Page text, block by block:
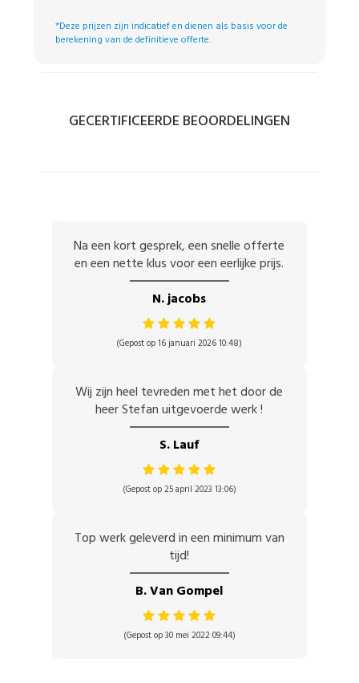
*Deze prijzen zijn indicatief en dienen als basis voor de
berekening van de definitieve offerte.
GECERTIFICEERDE BEOORDELINGEN
Na een kort gesprek, een snelle offerte
en een nette klus voor een eerlijke prijs.
N. jacobs
(Gepost op 16 januari 2026 10:48)
Wij zijn heel tevreden met het door de
heer Stefan uitgevoerde werk !
S. Lauf
(Gepost op 25 april 2023 13:06)
Top werk geleverd in een minimum van
tijd!
B. Van Gompel
(Gepost op 30 mei 2022 09:44)